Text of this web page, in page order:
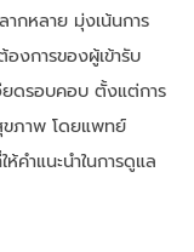
กหลาย มุ่งเน้นการ
งการของผู้เข้ารับ
ยดรอบคอบ ตั้งแต่การ
ขภาพ โดยแพทย์
คำแนะนำในการดูแล